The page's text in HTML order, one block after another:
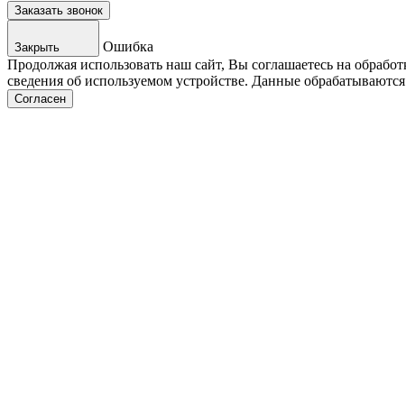
Заказать звонок
Закрыть
Ошибка
Продолжая использовать наш сайт, Вы соглашаетесь на
сведения об используемом устройстве. Данные
Согласен